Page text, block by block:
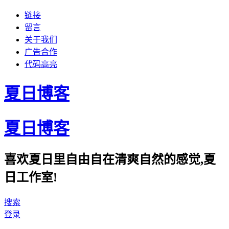
链接
留言
关于我们
广告合作
代码高亮
夏日博客
夏日博客
喜欢夏日里自由自在清爽自然的感觉,夏
日工作室!
搜索
登录